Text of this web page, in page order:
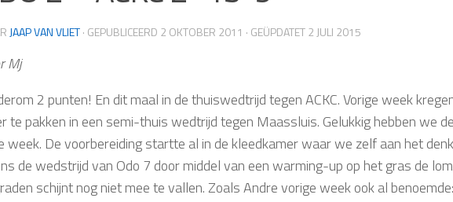
JAAP VAN VLIET· GEPUBLICEERD 2 OKTOBER 2011 · GEÜPDATET2 JULI 2015
Mj
2 punten! En dit maal in de thuiswedtrijd tegen ACKC. Vorige week
te pakken in een semi-thuis wedtrijd tegen Maassluis. Gelukkig hebben we
week. De voorbereiding startte al in de kleedkamer waar we zelf aan het
de wedstrijd van Odo 7 door middel van een warming-up op het gras de
schijnt nog niet mee te vallen. Zoals Andre vorige week ook al